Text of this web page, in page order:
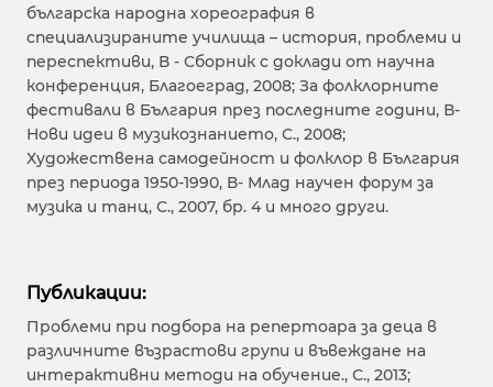
българска народна хореография в
специализираните училища – история, проблеми и
переспективи, В - Сборник с доклади от научна
конференция, Благоеград, 2008; За фолклорните
фестивали в България през последните години, В-
Нови идеи в музикознанието, С., 2008;
Художествена самодейност и фолклор в България
през периода 1950-1990, В- Млад научен форум за
музика и танц, С., 2007, бр. 4 и много други.
Публикации:
Проблеми при подбора на репертоара за деца в
различните възрастови групи и въвеждане на
интерактивни методи на обучение., С., 2013;